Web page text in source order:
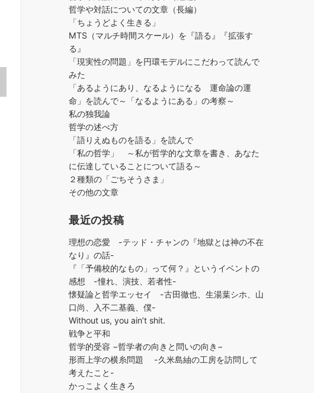
哲学や対話についての文章（長編）
「ちょうどよく生きる」
MTS（マルチ時間スケール）を『語る』『拡張す
る』
「現実性の問題」を円環モデルにこだわって読んで
みた
「あるようにあり、なるようになる 運命論の運
命」を読んで～「なるようにある」の考察～
私の独我論
哲学の述べ方
「語りえぬものを語る」を読んで
「私の哲学」 ～私が哲学的な文章を書き、あなた
に伝達していることについて語る～
２種類の「ごちそうさま」
その他の文章
最近の投稿
理想の恋愛 -テッド・チャンの『地獄とは神の不在
なり』の話-
『「予備校的なもの」って何？』というイベントの
感想 -憧れ、演技、若者性-
懐疑論と哲学エッセイ -古田徹也、生湯葉シホ、山
口尚、入不二基義、僕-
Without us, you ain’t shit.
戦争と平和
哲学的受容 −哲学者の向きと問いの向き−
形而上学の横糸問題 -久米島紬の工房を訪問して
考えたこと-
かっこよく生きろ